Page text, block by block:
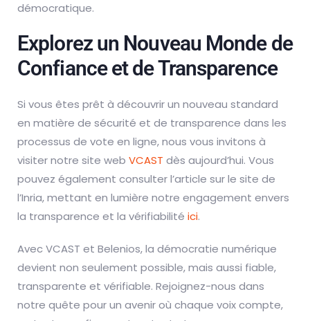
démocratique.
Explorez un Nouveau Monde de
Confiance et de Transparence
Si vous êtes prêt à découvrir un nouveau standard
en matière de sécurité et de transparence dans les
processus de vote en ligne, nous vous invitons à
visiter notre site web VCAST dès aujourd’hui. Vous
pouvez également consulter l’article sur le site de
l’Inria, mettant en lumière notre engagement envers
la transparence et la vérifiabilité ici.
Avec VCAST et Belenios, la démocratie numérique
devient non seulement possible, mais aussi fiable,
transparente et vérifiable. Rejoignez-nous dans
notre quête pour un avenir où chaque voix compte,